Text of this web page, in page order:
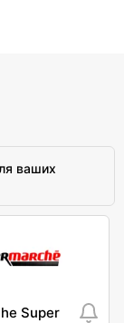
ваших
Super